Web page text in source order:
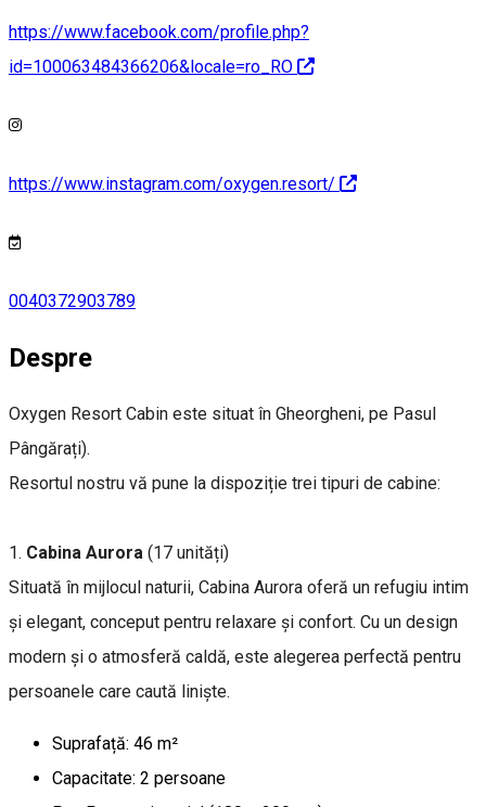
https://www.facebook.com/profile.php?
id=100063484366206&locale=ro_RO
https://www.instagram.com/oxygen.resort/
0040372903789
Despre
Oxygen Resort Cabin este situat în Gheorgheni, pe Pasul
Pângărați).
Resortul nostru vă pune la dispoziție trei tipuri de cabine:
1. Cabina Aurora (17 unități)
Situată în mijlocul naturii, Cabina Aurora oferă un refugiu intim
și elegant, conceput pentru relaxare și confort. Cu un design
modern și o atmosferă caldă, este alegerea perfectă pentru
persoanele care caută liniște.
Suprafață: 46 m²
Capacitate: 2 persoane